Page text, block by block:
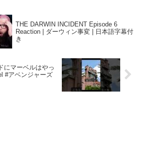
THE DARWIN INCIDENT Episode 6
Reaction | ダーウィン事変 | 日本語字幕付
き
にマーベルはやっ
#アベンジャーズ